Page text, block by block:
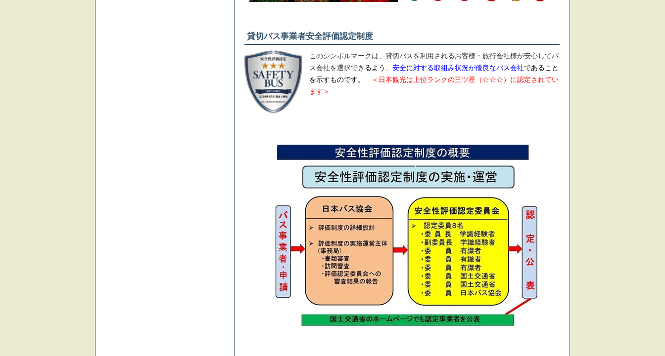
貸切バス事業者安全評価認定制度
このシンボルマークは、貸切バスを利用されるお客様・旅行会社様が安心してバ
ス会社を選択でき るよう、安全に対する取組み状況が優良なバス会社であること
を示すものです。
＜日本観光は上位ランクの三ツ星（☆☆☆）に認定されてい
ます＞